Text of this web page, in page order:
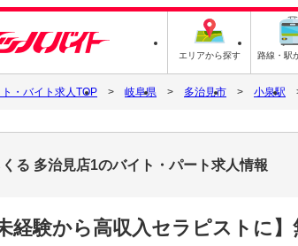
エリアから探す 路線・駅
・バイト求人TOP 岐阜県 多治見市 小泉駅
くる 多治見店1のバイト・パート求人情報
未経験から高収入セラピストに